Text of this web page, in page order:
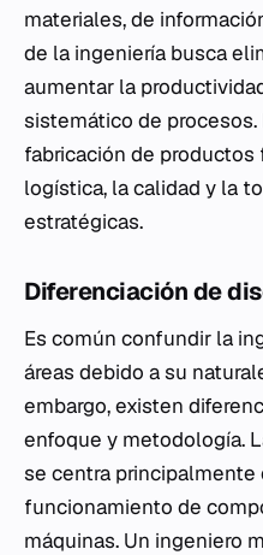
materiales, de
de la ingeniería busca
aumentar la
sistemático de
fabricación de productos
logística, la calidad y la
estratégicas.
Diferenciación de
Es común confundir la
áreas debido a su
embargo, existen
enfoque y metodología.
se centra principalmente
funcionamiento de
máquinas. Un ingeniero